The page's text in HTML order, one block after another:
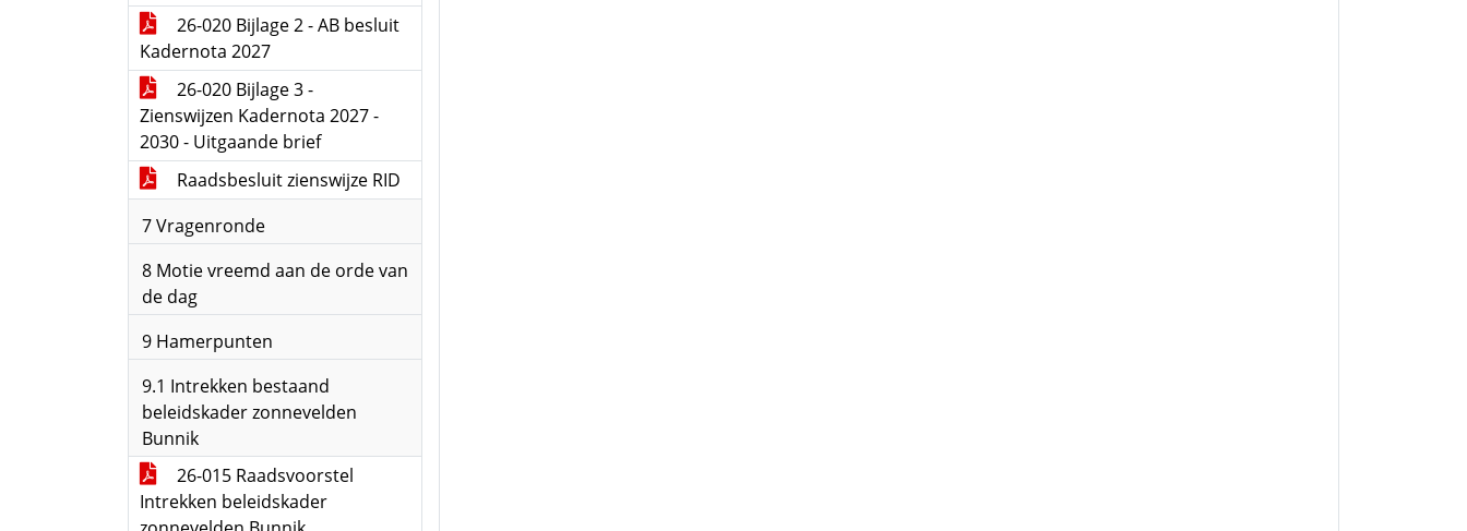
26-020 Bijlage 2 - AB besluit
Kadernota 2027
26-020 Bijlage 3 -
Zienswijzen Kadernota 2027 -
2030 - Uitgaande brief
Raadsbesluit zienswijze RID
7 Vragenronde
8 Motie vreemd aan de orde van
de dag
9 Hamerpunten
9.1 Intrekken bestaand
beleidskader zonnevelden
Bunnik
26-015 Raadsvoorstel
Intrekken beleidskader